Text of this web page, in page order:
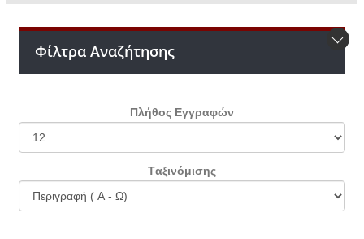
Φίλτρα Αναζήτησης
Πλήθος Εγγραφών
Tαξινόμισης